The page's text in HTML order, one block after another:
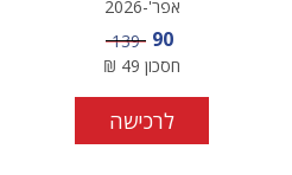
אפר'-2026
מחיר מבצע
90 מחיר
139
חסכון 49
₪
לרכישה